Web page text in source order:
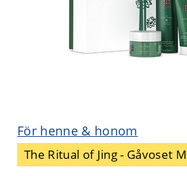
För henne & honom
The Ritual of Jing - Gåvoset